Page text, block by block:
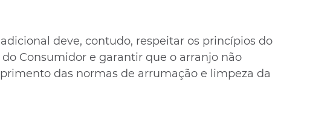
deve, contudo, respeitar os princípios do
Consumidor e garantir que o arranjo não
das normas de arrumação e limpeza da